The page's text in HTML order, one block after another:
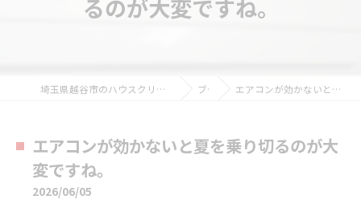
るのが大変ですね。
埼玉県越谷市のハウスクリーニングならおそうじ革命越谷大袋店 ブログ エアコンが効かないと夏を乗り切るのが大変ですね。
エアコンが効かないと夏を乗り切るのが大
変ですね。
2026/06/05